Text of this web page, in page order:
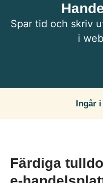
Spar tid och skriv
i
Ingår
Färdiga